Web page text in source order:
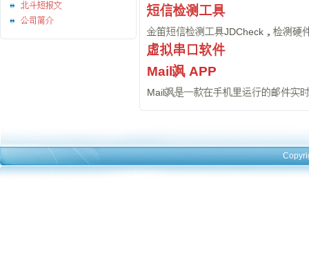
北斗短报文
公司简介
短信检测工具
金笛短信检测工具JDCheck，检测硬
虚拟串口软件
Mail飒 APP
Mail飒是一款在手机里运行的邮件实